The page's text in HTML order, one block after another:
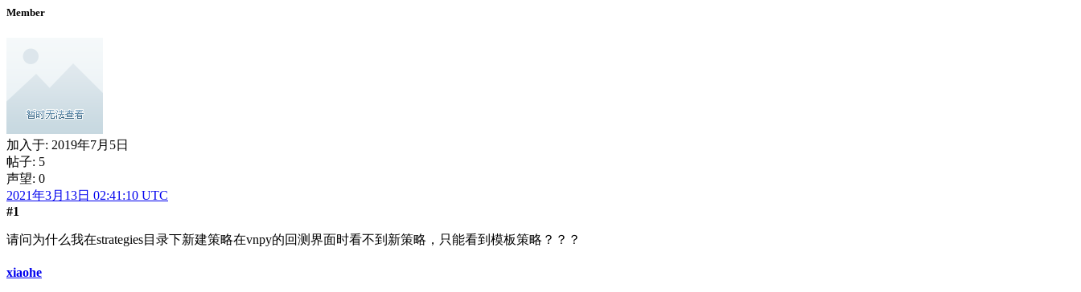
Member
加入于: 2019年7月5日
帖子: 5
声望: 0
2021年3月13日 02:41:10 UTC
#1
请问为什么我在strategies目录下新建策略在vnpy的回测界面时看不到新策略，只能看到模板策略？？？
xiaohe